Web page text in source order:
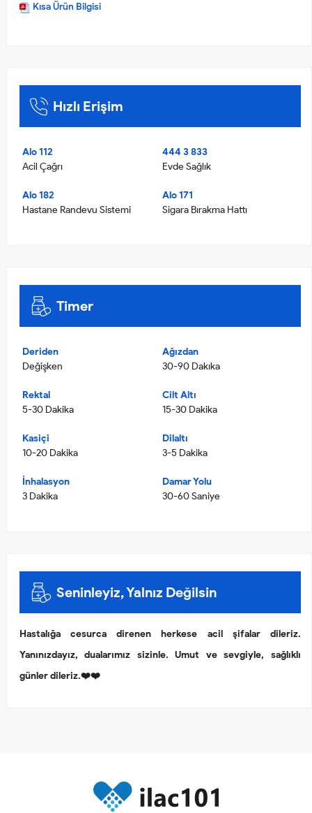
Kısa Ürün Bilgisi
Hızlı Erişim
Alo 112
Acil Çağrı
444 3 833
Evde Sağlık
Alo 182
Hastane Randevu Sistemi
Alo 171
Sigara Bırakma Hattı
Timer
Deriden
Değişken
Ağızdan
30-90 Dakıka
Rektal
5-30 Dakika
Cilt Altı
15-30 Dakika
Kasiçi
10-20 Dakika
Dilaltı
3-5 Dakika
İnhalasyon
3 Dakika
Damar Yolu
30-60 Saniye
Seninleyiz, Yalnız Değilsin
Hastalığa cesurca direnen herkese acil şifalar dileriz.
Yanınızdayız, dualarımız sizinle. Umut ve sevgiyle, sağlıklı
günler dileriz.❤️❤️